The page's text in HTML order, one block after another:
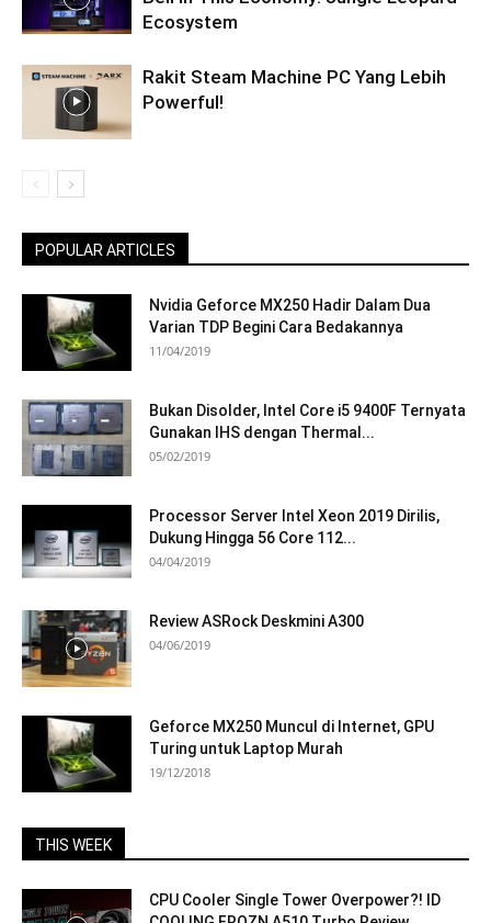
Ecosystem
Rakit Steam Machine PC Yang Lebih
Powerful!
POPULAR ARTICLES
Nvidia Geforce MX250 Hadir Dalam Dua
Varian TDP Begini Cara Bedakannya
11/04/2019
Bukan Disolder, Intel Core i5 9400F Ternyata
Gunakan IHS dengan Thermal...
05/02/2019
Processor Server Intel Xeon 2019 Dirilis,
Dukung Hingga 56 Core 112...
04/04/2019
Review ASRock Deskmini A300
04/06/2019
Geforce MX250 Muncul di Internet, GPU
Turing untuk Laptop Murah
19/12/2018
THIS WEEK
CPU Cooler Single Tower Overpower?! ID